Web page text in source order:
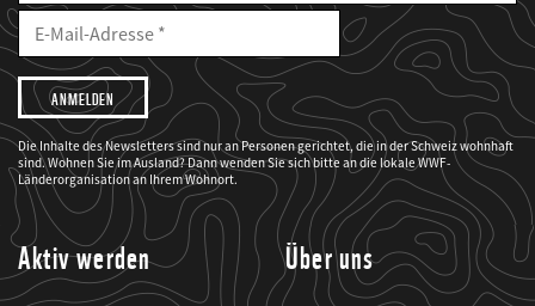
E-
Mailadresse
E-
Adresse
Ich
möchte,
dass
der
WWF
mich
über
seine
Projekte
informiert.
Die Inhalte des Newsletters sind nur an Personen gerichtet, die in der Schweiz wohnhaft
sind. Wohnen Sie im Ausland? Dann wenden Sie sich bitte an die lokale WWF-
Länderorganisation an Ihrem Wohnort.
Aktiv werden Über uns